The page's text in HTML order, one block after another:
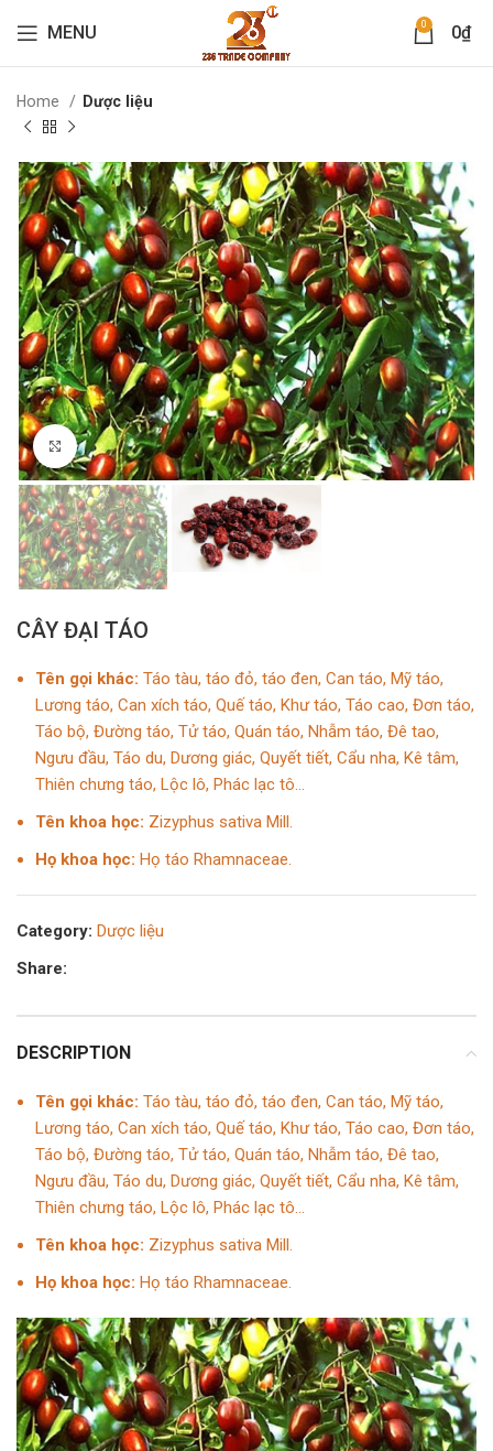
MENU 0 0₫
Home Dược liệu
Click to enlarge
CÂY ĐẠI TÁO
Tên gọi khác: Táo tàu, táo đỏ, táo đen, Can táo, Mỹ táo,
Lương táo, Can xích táo, Quế táo, Khư táo, Táo cao, Đơn táo,
Táo bộ, Đường táo, Tử táo, Quán táo, Nhẫm táo, Đê tao,
Ngưu đầu, Táo du, Dương giác, Quyết tiết, Cẩu nha, Kê tâm,
Thiên chưng táo, Lộc lô, Phác lạc tô…
Tên khoa học: Zizyphus sativa Mill.
Họ khoa học: Họ táo Rhamnaceae.
Category: Dược liệu
Share:
DESCRIPTION
Tên gọi khác: Táo tàu, táo đỏ, táo đen, Can táo, Mỹ táo,
Lương táo, Can xích táo, Quế táo, Khư táo, Táo cao, Đơn táo,
Táo bộ, Đường táo, Tử táo, Quán táo, Nhẫm táo, Đê tao,
Ngưu đầu, Táo du, Dương giác, Quyết tiết, Cẩu nha, Kê tâm,
Thiên chưng táo, Lộc lô, Phác lạc tô…
Tên khoa học: Zizyphus sativa Mill.
Họ khoa học: Họ táo Rhamnaceae.